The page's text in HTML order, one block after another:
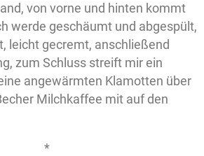
von vorne und hinten kommt
werde geschäumt und abgespült,
leicht gecremt, anschließend
zum Schluss streift mir ein
angewärmten Klamotten über
Milchkaffee mit auf den
*